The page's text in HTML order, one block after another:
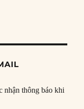
nhận thông báo khi